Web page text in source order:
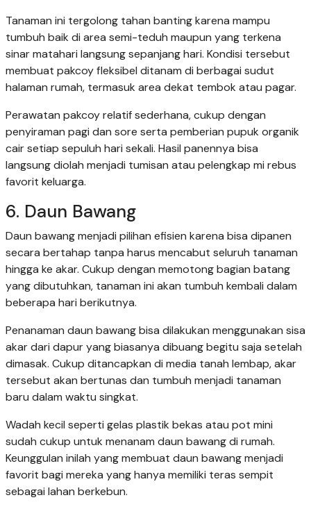
Tanaman ini tergolong tahan banting karena mampu
tumbuh baik di area semi-teduh maupun yang terkena
sinar matahari langsung sepanjang hari. Kondisi tersebut
membuat pakcoy fleksibel ditanam di berbagai sudut
halaman rumah, termasuk area dekat tembok atau pagar.
Perawatan pakcoy relatif sederhana, cukup dengan
penyiraman pagi dan sore serta pemberian pupuk organik
cair setiap sepuluh hari sekali. Hasil panennya bisa
langsung diolah menjadi tumisan atau pelengkap mi rebus
favorit keluarga.
6. Daun Bawang
Daun bawang menjadi pilihan efisien karena bisa dipanen
secara bertahap tanpa harus mencabut seluruh tanaman
hingga ke akar. Cukup dengan memotong bagian batang
yang dibutuhkan, tanaman ini akan tumbuh kembali dalam
beberapa hari berikutnya.
Penanaman daun bawang bisa dilakukan menggunakan sisa
akar dari dapur yang biasanya dibuang begitu saja setelah
dimasak. Cukup ditancapkan di media tanah lembap, akar
tersebut akan bertunas dan tumbuh menjadi tanaman
baru dalam waktu singkat.
Wadah kecil seperti gelas plastik bekas atau pot mini
sudah cukup untuk menanam daun bawang di rumah.
Keunggulan inilah yang membuat daun bawang menjadi
favorit bagi mereka yang hanya memiliki teras sempit
sebagai lahan berkebun.